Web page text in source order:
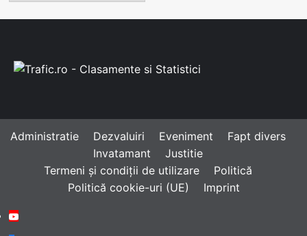
Administratie Dezvaluiri Eveniment
Fapt divers
Invatamant
Justitie
Termeni și condiții de utilizare
Politică
Politică cookie-uri (UE)
Imprint
Youtube